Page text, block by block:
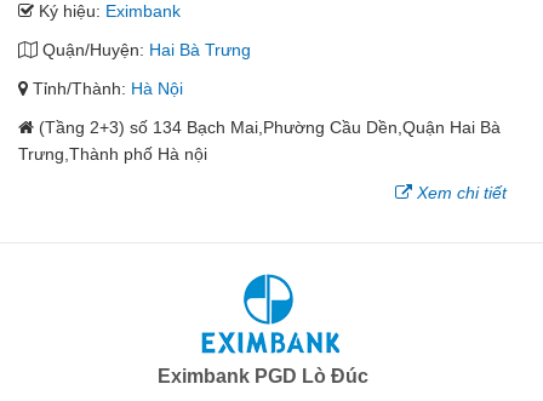
Ký hiệu: Eximbank
Quận/Huyện: Hai Bà Trưng
Tỉnh/Thành: Hà Nội
(Tầng 2+3) số 134 Bạch Mai,Phường Cầu Dền,Quận Hai Bà
Trưng,Thành phố Hà nội
Xem chi tiết
Eximbank PGD Lò Đúc